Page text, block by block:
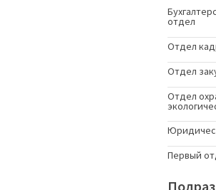
отдел
Отдел
Отдел
Отдел
Первый